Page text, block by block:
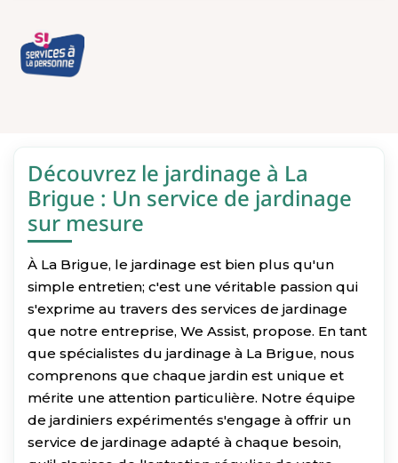
Découvrez le jardinage à La
Brigue : Un service de jardinage
sur mesure
À La Brigue, le jardinage est bien plus qu'un
simple entretien; c'est une véritable passion qui
s'exprime au travers des services de jardinage
que notre entreprise, We Assist, propose. En tant
que spécialistes du jardinage à La Brigue, nous
comprenons que chaque jardin est unique et
mérite une attention particulière. Notre équipe
de jardiniers expérimentés s'engage à offrir un
service de jardinage adapté à chaque besoin,